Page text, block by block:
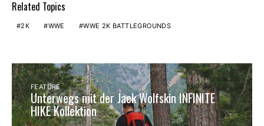
Related Topics
2K WWE WWE 2K BATTLEGROUNDS
FEATURE
Unterwegs mit der Jack Wolfskin INFINITE
HIKE Kollektion